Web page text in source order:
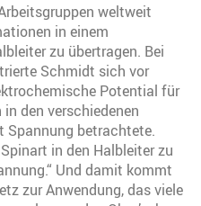
weltweit
in einem
zu übertragen. Bei
Schmidt sich vor
Potential für
den verschiedenen
Spannung betrachtete.
in den Halbleiter zu
Und damit kommt
zur Anwendung, das viele